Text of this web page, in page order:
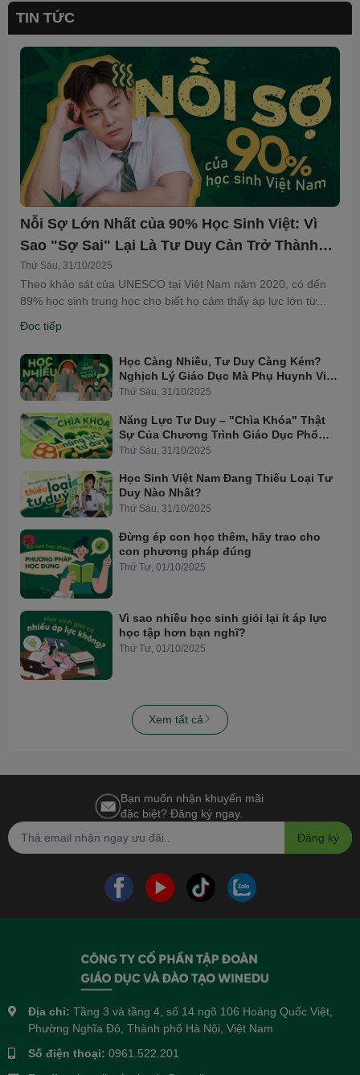
TIN TỨC
Nỗi Sợ Lớn Nhất của 90% Học Sinh Việt: Vì
Sao "Sợ Sai" Lại Là Tư Duy Cản Trở Thành
Công?
Thứ Sáu, 31/10/2025
Theo khảo sát của UNESCO tại Việt Nam năm 2020, có đến
89% học sinh trung học cho biết họ cảm thấy áp lực lớn từ...
Đọc tiếp
Học Càng Nhiều, Tư Duy Càng Kém?
Nghịch Lý Giáo Dục Mà Phụ Huynh Việt
Cần Biết
Thứ Sáu, 31/10/2025
Năng Lực Tư Duy – "Chìa Khóa" Thật
Sự Của Chương Trình Giáo Dục Phổ
Thông Mới
Thứ Sáu, 31/10/2025
Học Sinh Việt Nam Đang Thiếu Loại Tư
Duy Nào Nhất?
Thứ Sáu, 31/10/2025
Đừng ép con học thêm, hãy trao cho
con phương pháp đúng
Thứ Tư, 01/10/2025
Vì sao nhiều học sinh giỏi lại ít áp lực
học tập hơn bạn nghĩ?
Thứ Tư, 01/10/2025
Xem tất cả
Bạn muốn nhận khuyến mãi
đặc biệt? Đăng ký ngay.
Đăng ký
Địa chỉ: Tầng 3 và tầng 4, số 14 ngõ 106 Hoàng Quốc Việt,
Phường Nghĩa Đô, Thành phố Hà Nội, Việt Nam
Số điện thoại: 0961.522.201